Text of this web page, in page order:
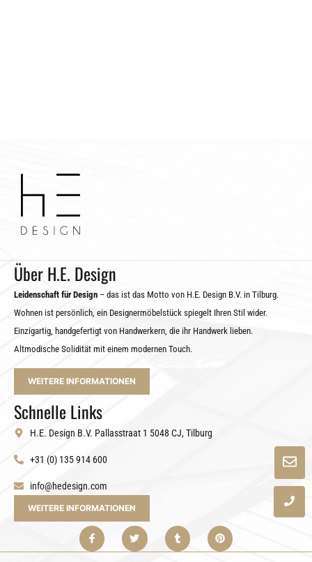
Über H.E. Design
Leidenschaft für Design – das ist das Motto von H.E. Design B.V. in Tilburg.
Wohnen ist persönlich, ein Designermöbelstück spiegelt Ihren Stil wider.
Einzigartig, handgefertigt von Handwerkern, die ihr Handwerk lieben.
Altmodische Solidität mit einem modernen Touch.
WEITERE INFORMATIONEN
Schnelle Links
H.E. Design B.V. Pallasstraat 1 5048 CJ, Tilburg
+31 (0) 135 914 600
info@hedesign.com
WEITERE INFORMATIONEN